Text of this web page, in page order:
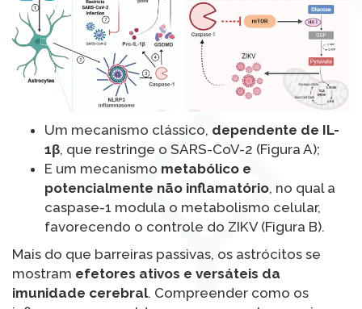
Um mecanismo clássico, dependente de IL-
1β, que restringe o SARS-CoV-2 (Figura A);
E um mecanismo metabólico e
potencialmente não inflamatório, no qual a
caspase-1 modula o metabolismo celular,
favorecendo o controle do ZIKV (Figura B).
Mais do que barreiras passivas, os astrócitos se
mostram efetores ativos e versáteis da
imunidade cerebral. Compreender como os